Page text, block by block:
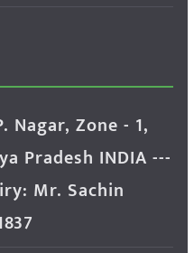
Nagar, Zone - 1,
Pradesh INDIA ---
Mr. Sachin